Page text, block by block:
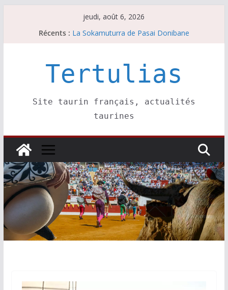
jeudi, août 6, 2026
Récents : Les brèves du mardi 4 août
Les brèves du mercredi 5 août
Villeneuve, Hugo Tarbelli confirme.
Tertulias
Site taurin français, actualités
taurines